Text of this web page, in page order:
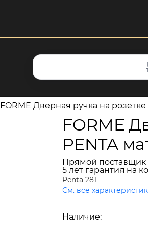
FORME Дверная ручка на розетке
FORME
PENTA
Прямой
5 лет гарантия на
Penta 281
См. все
Наличие: